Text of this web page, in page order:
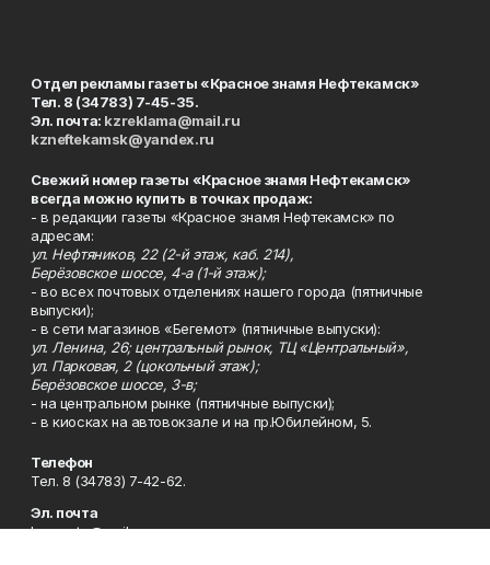
Отдел рекламы газеты «Красное знамя Нефтекамск»
Тел. 8 (34783) 7-45-35.
Эл. почта: kzreklama@mail.ru
kzneftekamsk@yandex.ru
Свежий номер газеты «Красное знамя Нефтекамск»
всегда можно купить в точках продаж:
- в редакции газеты «Красное знамя Нефтекамск» по
адресам:
ул. Нефтяников, 22 (2-й этаж, каб. 214),
Берёзовское шоссе, 4-а (1-й этаж);
- во всех почтовых отделениях нашего города (пятничные
выпуски);
- в сети магазинов «Бегемот» (пятничные выпуски):
ул. Ленина, 26; центральный рынок, ТЦ «Центральный»,
ул. Парковая, 2 (цокольный этаж);
Берёзовское шоссе, 3-в;
- на центральном рынке (пятничные выпуски);
- в киосках на автовокзале и на пр.Юбилейном, 5.
Телефон
Тел. 8 (34783) 7-42-62.
Эл. почта
kzgazeta@mail.ru